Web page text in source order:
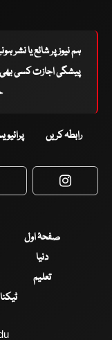
ہم نیوز پر شائع یا نشر
پیشگی اجازت کسی بھی
رابطہ کریں
صفحۂ اول
دنیا
تعلیم